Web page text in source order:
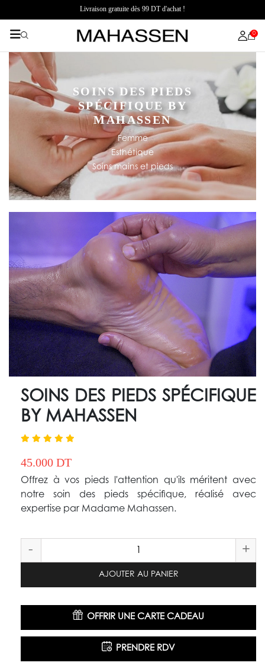
Livraison gratuite dès 99 DT d'achat !
0
SOINS DES PIEDS
SPÉCIFIQUE BY
MAHASSEN
Femme
Esthétique
Soins mains et pieds
SOINS DES PIEDS SPÉCIFIQUE
BY MAHASSEN
45.000 DT
Offrez à vos pieds l'attention qu'ils méritent avec
notre soin des pieds spécifique, réalisé avec
expertise par Madame Mahassen.
- +
AJOUTER AU PANIER
OFFRIR UNE CARTE CADEAU
PRENDRE RDV